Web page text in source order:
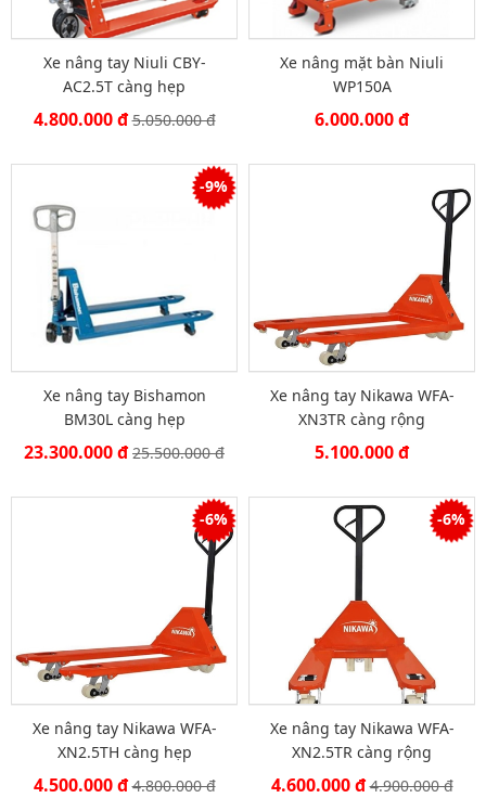
Xe nâng tay Niuli CBY-
AC2.5T càng hẹp
4.800.000 đ5.050.000 đ
Xe nâng mặt bàn Niuli
WP150A
6.000.000 đ
-9%
Xe nâng tay Bishamon
BM30L càng hẹp
23.300.000 đ25.500.000 đ
Xe nâng tay Nikawa WFA-
XN3TR càng rộng
5.100.000 đ
-6%
Xe nâng tay Nikawa WFA-
XN2.5TH càng hẹp
4.500.000 đ4.800.000 đ
-6%
Xe nâng tay Nikawa WFA-
XN2.5TR càng rộng
4.600.000 đ4.900.000 đ